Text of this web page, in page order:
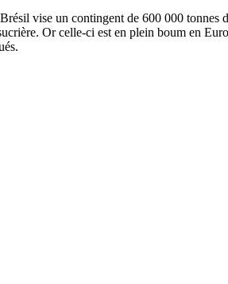
vise un contingent de 600 000 tonnes
Or celle-ci est en plein boum en